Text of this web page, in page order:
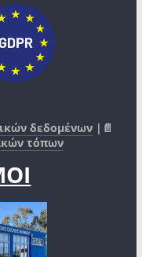
δεδομένων |📄
τόπων